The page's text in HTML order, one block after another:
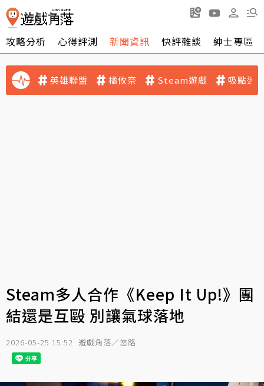
攻略分析 心得評測 新聞資訊 快評雜談 紳士專區
英雄聯盟 橘攸奈 Steam遊戲 吸點迷
Steam多人合作《Keep It Up!》團
結還是互毆 別讓氣球落地
2026-05-25 15:52 遊戲角落／悠路